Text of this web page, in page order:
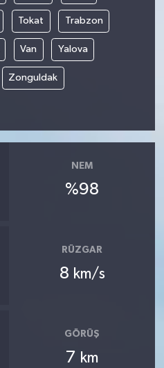
Tokat Trabzon
Van Yalova
Zonguldak
NEM
%98
RÜZGAR
8 km/s
GÖRÜŞ
7 km